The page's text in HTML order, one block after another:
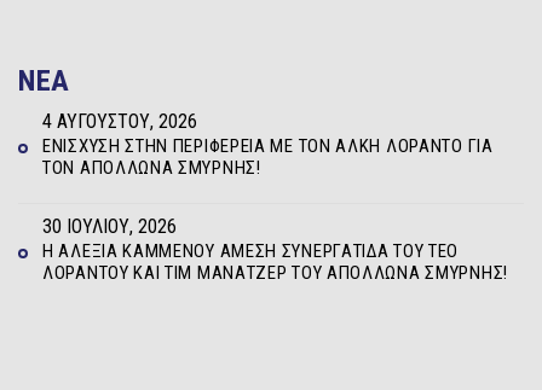
NEA
ΕΝΊΣΧΥΣΗ ΣΤΗΝ ΠΕΡΙΦΈΡΕΙΑ ΜΕ ΤΟΝ ΆΛΚΗ ΛΟΡΆΝΤΟ ΓΙΑ
ΤΟΝ ΑΠΌΛΛΩΝΑ ΣΜΎΡΝΗΣ!
4 ΑΥΓΟΎΣΤΟΥ, 2026
Η ΑΛΕΞΊΑ ΚΑΜΜΈΝΟΥ ΆΜΕΣΗ ΣΥΝΕΡΓΆΤΙΔΑ ΤΟΥ ΤΕΌ
ΛΟΡΆΝΤΟΥ ΚΑΙ ΤΙΜ ΜΆΝΑΤΖΕΡ ΤΟΥ ΑΠΌΛΛΩΝΑ ΣΜΎΡΝΗΣ!
30 ΙΟΥΛΊΟΥ, 2026